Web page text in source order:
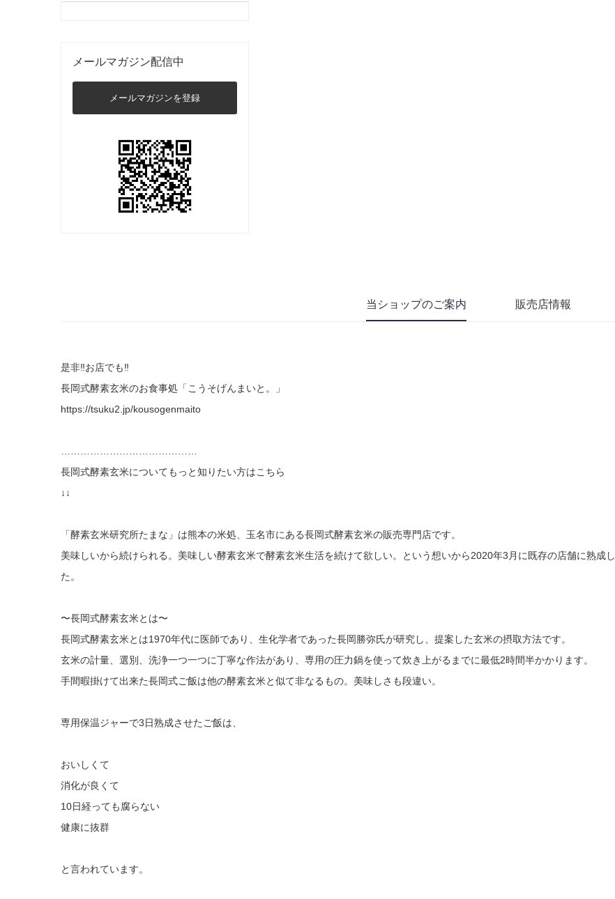
メールマガジン配信中
メールマガジンを登録
当ショップのご案内 販売店情報
是非‼お店でも‼
長岡式酵素玄米のお食事処「こうそげんまいと。」
https://tsuku2.jp/kousogenmaito
……………………………………
長岡式酵素玄米についてもっと知りたい方はこちら
↓↓
「酵素玄米研究所たまな」は熊本の米処、玉名市にある長岡式酵素玄米の販売専門店です。
美味しいから続けられる。美味しい酵素玄米で酵素玄米生活を続けて欲しい。という想いから2020年3月に既存の店舗に熟成
た。
〜長岡式酵素玄米とは〜
長岡式酵素玄米とは1970年代に医師であり、生化学者であった長岡勝弥氏が研究し、提案した玄米の摂取方法です。
玄米の計量、選別、洗浄一つ一つに丁寧な作法があり、専用の圧力鍋を使って炊き上がるまでに最低2時間半かかります。
手間暇掛けて出来た長岡式ご飯は他の酵素玄米と似て非なるもの。美味しさも段違い。
専用保温ジャーで3日熟成させたご飯は、
おいしくて
消化が良くて
10日経っても腐らない
健康に抜群
と言われています。